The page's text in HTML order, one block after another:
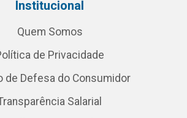
Institucional
Quem Somos
de Privacidade
de Defesa do Consumidor
Salarial